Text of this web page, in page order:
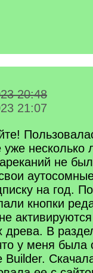
20:48
21:07
уже несколько
не
на год.
кнопки
древа. В
у меня была
Builder.